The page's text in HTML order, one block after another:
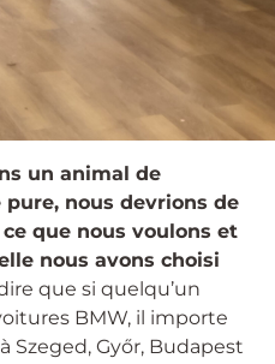
un animal de
nous devrions de
que nous voulons et
nous avons choisi
que si quelqu’un
BMW, il importe
Szeged, Győr, Budapest